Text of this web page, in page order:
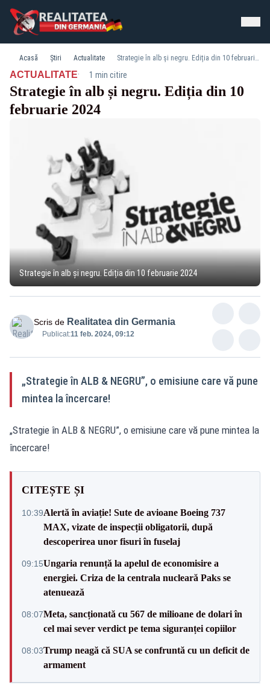
Acasă Știri Actualitate Strategie în alb și negru. Ediția din 10 februarie 2024
ACTUALITATE· 1 min citire
Strategie în alb și negru. Ediția din 10
februarie 2024
Strategie în alb și negru. Ediția din 10 februarie 2024
Scris de Realitatea din Germania
Publicat:11 feb. 2024, 09:12
„Strategie în ALB & NEGRU”, o emisiune care vă pune
mintea la încercare!
„Strategie în ALB & NEGRU”, o emisiune care vă pune mintea la
încercare!
CITEȘTE ȘI
10:39Alertă în aviație! Sute de avioane Boeing 737
MAX, vizate de inspecții obligatorii, după
descoperirea unor fisuri în fuselaj
09:15Ungaria renunță la apelul de economisire a
energiei. Criza de la centrala nucleară Paks se
atenuează
08:07Meta, sancționată cu 567 de milioane de dolari în
cel mai sever verdict pe tema siguranței copiilor
08:03Trump neagă că SUA se confruntă cu un deficit de
armament